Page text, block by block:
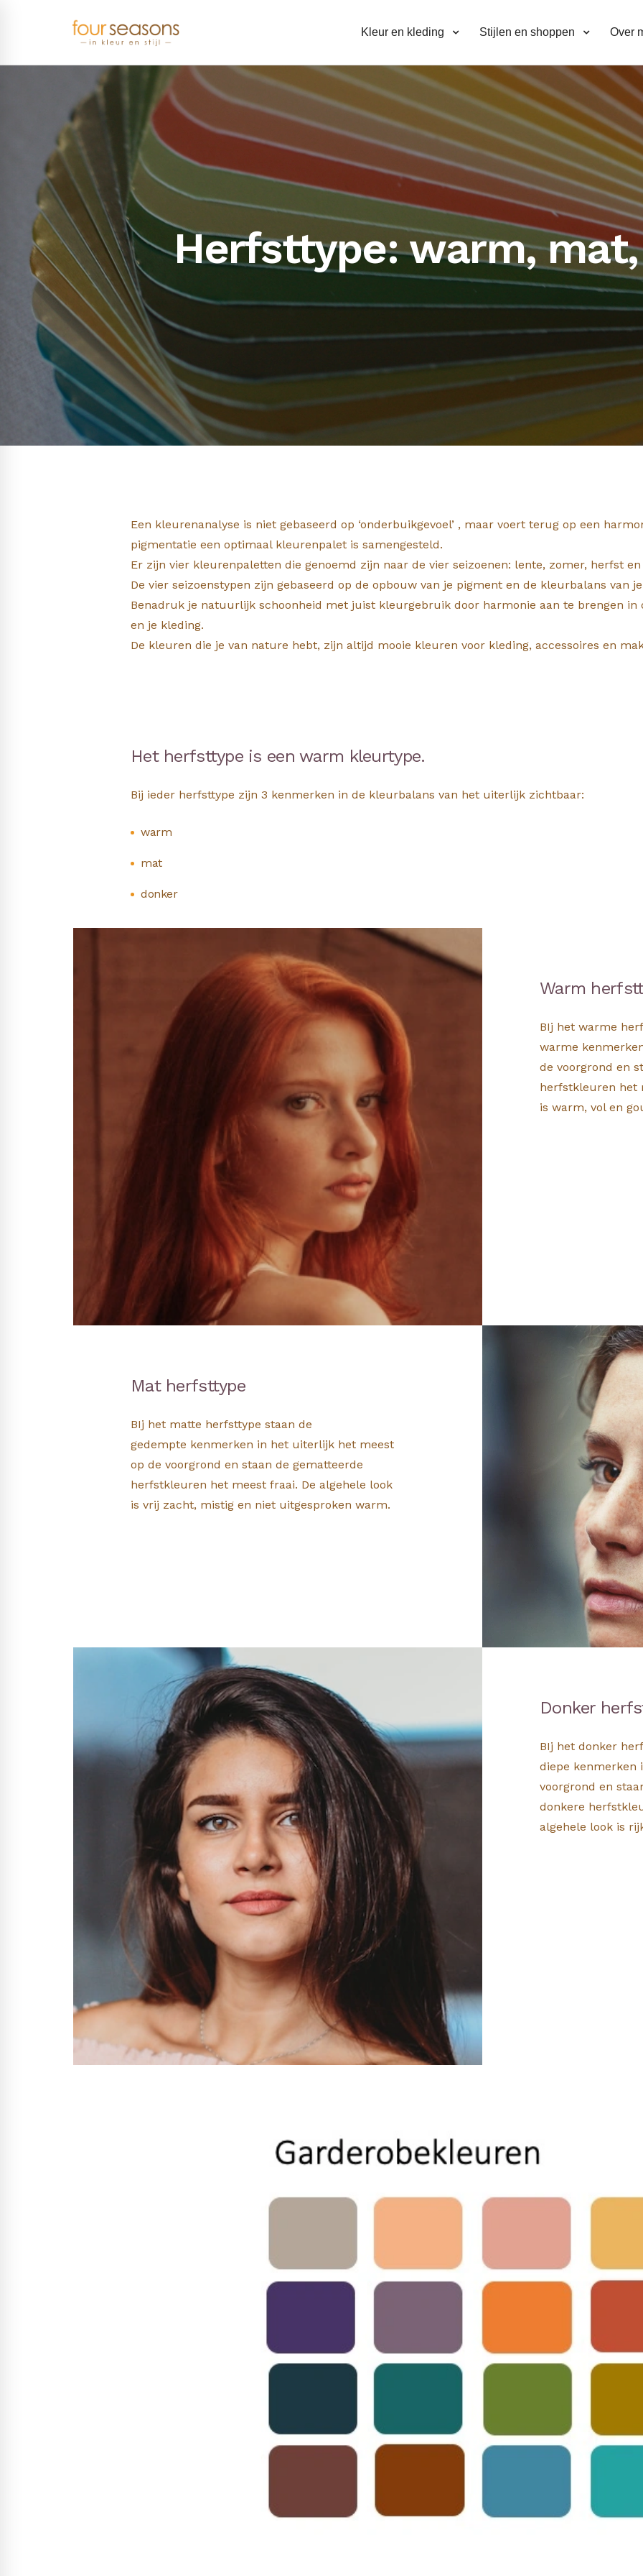
Kleur en kleding Stijlen en shoppen Over
Herfsttype: warm,
Een kleurenanalyse is niet gebaseerd op ‘onderbuikgevoel’ , maar voert terug op een
pigmentatie een optimaal kleurenpalet is samengesteld.
Er zijn vier kleurenpaletten die genoemd zijn naar de vier seizoenen: lente, zomer, herfst
De vier seizoenstypen zijn gebaseerd op de opbouw van je pigment en de kleurbalans van
Benadruk je natuurlijk schoonheid met juist kleurgebruik door harmonie aan te brengen
en je kleding.
De kleuren die je van nature hebt, zijn altijd mooie kleuren voor kleding, accessoires en
Het herfsttype is een warm kleurtype.
Bij ieder herfsttype zijn 3 kenmerken in de kleurbalans van het uiterlijk zichtbaar:
warm
mat
donker
Warm
BIj het warme
warme
de voorgrond en
herfstkleuren het
is warm, vol en
Mat herfsttype
BIj het matte herfsttype staan de
gedempte kenmerken in het uiterlijk het meest
op de voorgrond en staan de gematteerde
herfstkleuren het meest fraai. De algehele look
is vrij zacht, mistig en niet uitgesproken warm.
Donker
BIj het donker
diepe kenmerken
voorgrond en
donkere
algehele look is